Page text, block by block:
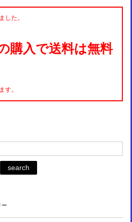
した。
購入で送料は無料
す。
search
ー